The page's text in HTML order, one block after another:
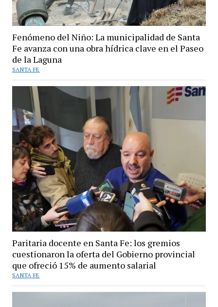
Fenómeno del Niño: La municipalidad de Santa
Fe avanza con una obra hídrica clave en el Paseo
de la Laguna
SANTA FE
Paritaria docente en Santa Fe: los gremios
cuestionaron la oferta del Gobierno provincial
que ofreció 15% de aumento salarial
SANTA FE